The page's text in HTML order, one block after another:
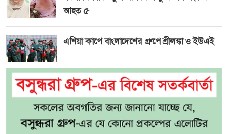
আহত ৫
এশিয়া কাপে বাংলাদেশের গ্রুপে শ্রীলঙ্কা ও ইউএই